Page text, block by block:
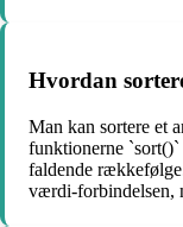
Hvordan
Man kan sortere et
funktionerne
faldende
værdi-forbindelsen,